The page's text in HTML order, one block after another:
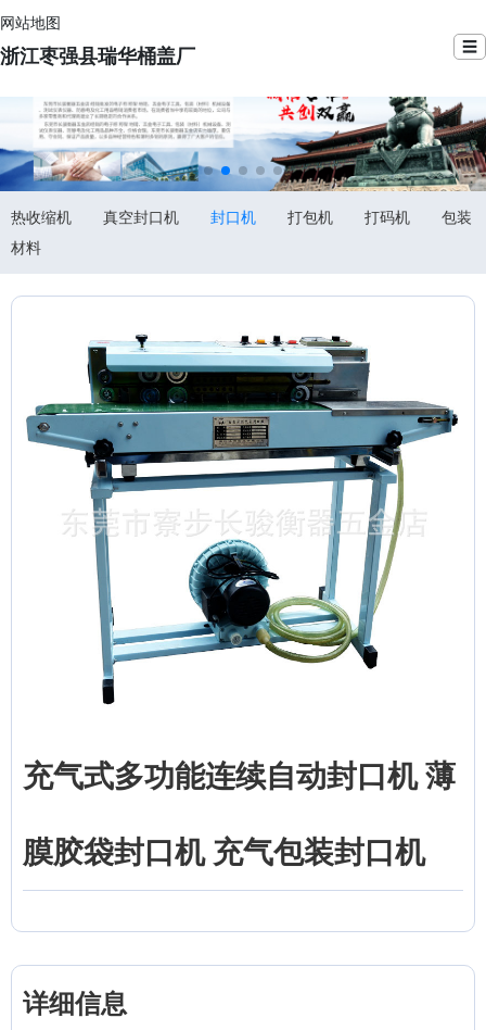
网站地图
浙江枣强县瑞华桶盖厂 ☰
热收缩机 真空封口机 封口机 打包机 打码机
包装
材料
充气式多功能连续自动封口机 薄
膜胶袋封口机 充气包装封口机
详细信息